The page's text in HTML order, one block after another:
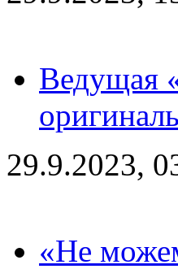
Ведущая
29.9.2023,
«Не